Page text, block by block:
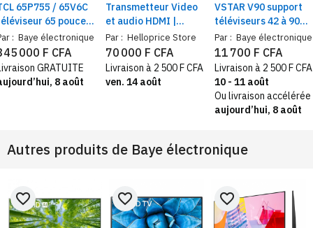
65P755 / 65V6C
65 pouces
Processor |
Google TV 4K
Dolby Vision
HDMI 2.1 Wi-Fi
: Baye électronique
000 F CFA
GRATUITE
8 août
Transmetteur Video
et audio HDMI |
Antenne émetteur-
récepteur |
Adaptateur
prolongateur,
Par : Helloprice Store
70 000 F CFA
Livraison à 2 500 F CFA
ven. 14 août
VSTAR V90 support
téléviseurs 42 à 90
pouces murale
Par : Baye électronique
11 700 F CFA
Livraison à 2 500 F CFA
10 - 11 août
Ou livraison accélérée
aujourd’hui, 8 août
Autres produits de Baye électronique
favorite_border favorite_border favorite_border